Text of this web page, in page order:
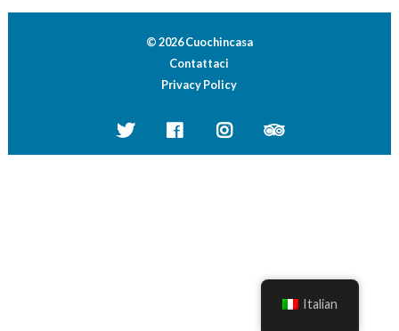
© 2026 Cuochincasa
Contattaci
Privacy Policy
Italian